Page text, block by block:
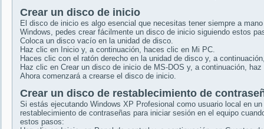
Crear un disco de inicio
El disco de inicio es algo esencial que necesitas tener siempre a
Windows, pedes crear fácilmente un disco de inicio siguiendo estos
Coloca un disco vacío en la unidad de disco.
Haz clic en Inicio y, a continuación, haces clic en Mi PC.
Haces clic con el ratón derecho en la unidad de disco y, a
Haz clic en Crear un disco de inicio de MS-DOS y, a continuación,
Ahora comenzará a crearse el disco de inicio.
Crear un disco de restablecimiento de
Si estás ejecutando Windows XP Profesional como usuario local en
restablecimiento de contraseñas para iniciar sesión en el equipo
estos pasos: